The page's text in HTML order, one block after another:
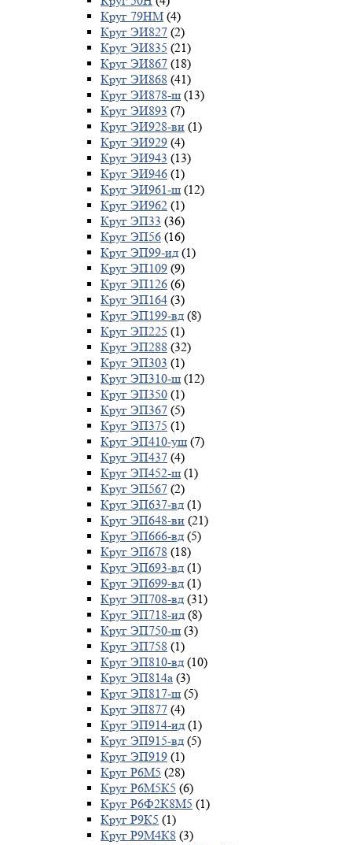
Круг 79НМ (4)
Круг ЭИ827 (2)
Круг ЭИ835 (21)
Круг ЭИ867 (18)
Круг ЭИ868 (41)
Круг ЭИ878-ш (13)
Круг ЭИ893 (7)
Круг ЭИ928-ви (1)
Круг ЭИ929 (4)
Круг ЭИ943 (13)
Круг ЭИ946 (1)
Круг ЭИ961-ш (12)
Круг ЭИ962 (1)
Круг ЭП33 (36)
Круг ЭП56 (16)
Круг ЭП99-ид (1)
Круг ЭП109 (9)
Круг ЭП126 (6)
Круг ЭП164 (3)
Круг ЭП199-вд (8)
Круг ЭП225 (1)
Круг ЭП288 (32)
Круг ЭП303 (1)
Круг ЭП310-ш (12)
Круг ЭП350 (1)
Круг ЭП367 (5)
Круг ЭП375 (1)
Круг ЭП410-уш (7)
Круг ЭП437 (4)
Круг ЭП452-ш (1)
Круг ЭП567 (2)
Круг ЭП637-вд (1)
Круг ЭП648-ви (21)
Круг ЭП666-вд (5)
Круг ЭП678 (18)
Круг ЭП693-вд (1)
Круг ЭП699-вд (1)
Круг ЭП708-вд (31)
Круг ЭП718-ид (8)
Круг ЭП750-ш (3)
Круг ЭП758 (1)
Круг ЭП810-вд (10)
Круг ЭП814а (3)
Круг ЭП817-ш (5)
Круг ЭП877 (4)
Круг ЭП914-ид (1)
Круг ЭП915-вд (5)
Круг ЭП919 (1)
Круг Р6М5 (28)
Круг Р6М5К5 (6)
Круг Р6Ф2К8М5 (1)
Круг Р9К5 (1)
Круг Р9М4К8 (3)